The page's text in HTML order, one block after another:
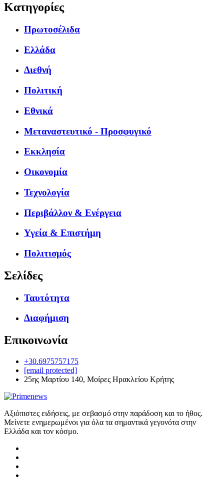
Κατηγορίες
Πρωτοσέλιδα
Ελλάδα
Διεθνή
Πολιτική
Εθνικά
Μεταναστευτικό - Προσφυγικό
Εκκλησία
Οικονομία
Τεχνολογία
Περιβάλλον & Ενέργεια
Υγεία & Επιστήμη
Πολιτισμός
Σελίδες
Ταυτότητα
Διαφήμιση
Επικοινωνία
+30.6975757175
[email protected]
25ης Μαρτίου 140, Μοίρες Ηρακλείου Κρήτης
Αξιόπιστες ειδήσεις, με σεβασμό στην παράδοση και το ήθος.
Μείνετε ενημερωμένοι για όλα τα σημαντικά γεγονότα στην
Ελλάδα και τον κόσμο.